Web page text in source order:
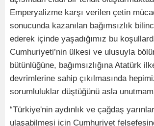
Emperyalizme karşı verilen çetin
sonucunda kazanılan bağımsızlık
ederek içinde yaşadığımız bu
Cumhuriyeti’nin ülkesi ve ulusuyla
bütünlüğüne, bağımsızlığına Atatürk
devrimlerine sahip çıkılmasında
sorumluluklar düştüğünü asla
“Türkiye'nin aydınlık ve çağdaş
ulaşabilmesi için Cumhuriyet